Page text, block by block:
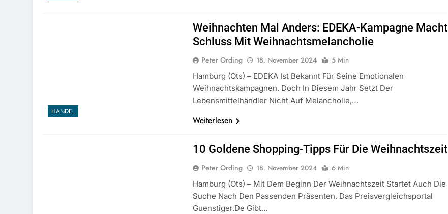
HANDEL
Weihnachten Mal Anders: EDEKA-Kampagne Macht
Schluss Mit Weihnachtsmelancholie
Peter Ording 18. November 2024
5 Min
Hamburg (ots) – EDEKA Ist Bekannt Für Seine Emotionalen
Weihnachtskampagnen. Doch In Diesem Jahr Setzt Der
Lebensmittelhändler Nicht Auf Melancholie,…
Weiterlesen
10 Goldene Shopping-Tipps Für Die Weihnachtszeit
Peter Ording 18. November 2024
6 Min
Hamburg (ots) – Mit Dem Beginn Der Weihnachtszeit Startet Auch Die
Suche Nach Den Passenden Präsenten. Das Preisvergleichsportal
Guenstiger.de Gibt…